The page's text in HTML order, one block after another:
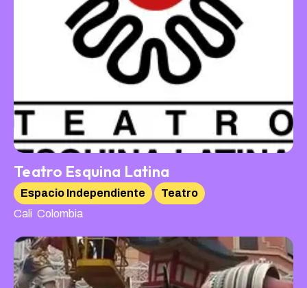
Teatro Esquina Latina
Espacio Independiente
Teatro
Cali Colombia